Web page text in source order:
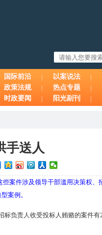
国际前沿 以案说法
政策法规 热点专题
时政要闻 阳光副刊
手送人
案件涉及领导干部滥用决策权、
案例。
标负责人收受投标人贿赂的案件有